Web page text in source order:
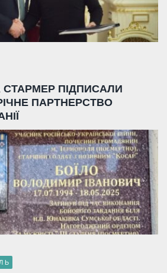
ПІДПИСАЛИ
ПАРТНЕРСТВО